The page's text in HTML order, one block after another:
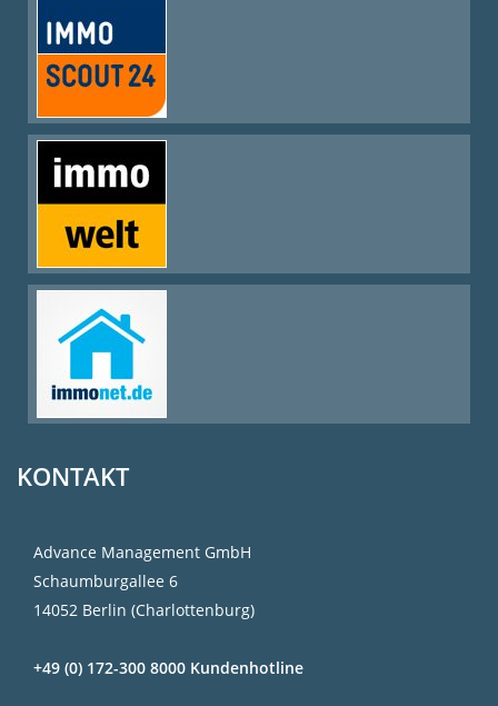
KONTAKT
Advance Management GmbH
Schaumburgallee 6
14052 Berlin (Charlottenburg)
+49 (0) 172-300 8000 Kundenhotline